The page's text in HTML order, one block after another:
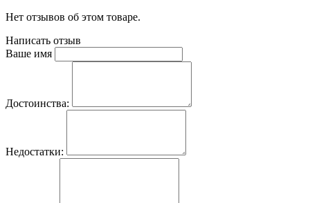
Нет отзывов об этом товаре.
Написать отзыв
Ваше имя
Достоинства:
Недостатки: